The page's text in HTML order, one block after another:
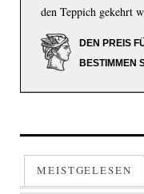
den Teppich gekehrt
DEN PREIS
BESTIMMEN
MEISTGELESEN